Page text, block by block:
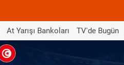
At Yarışı Bankoları TV'de Bugün